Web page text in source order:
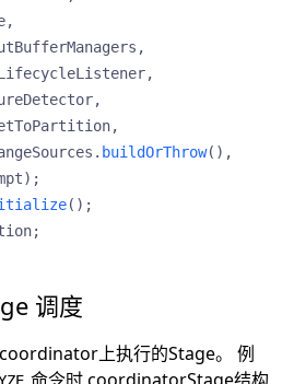
,
,
,
,
,
. buildOrThrow(),
);
();
;
调度
上执行的Stage。 例